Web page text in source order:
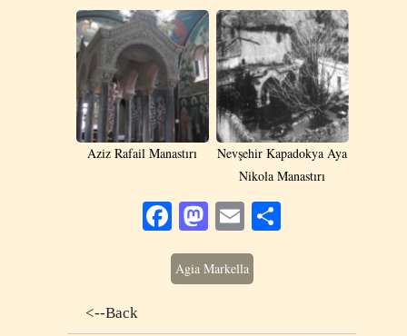
Aziz Rafail Manastırı
Nevşehir Kapadokya Aya
Nikola Manastırı
Facebook
Mastodon
Email
Agia Markella
<--Back